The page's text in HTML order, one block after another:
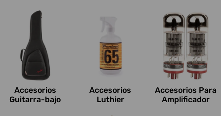
Accesorios
Guitarra-bajo
Accesorios
Luthier
Accesorios Para
Amplificador